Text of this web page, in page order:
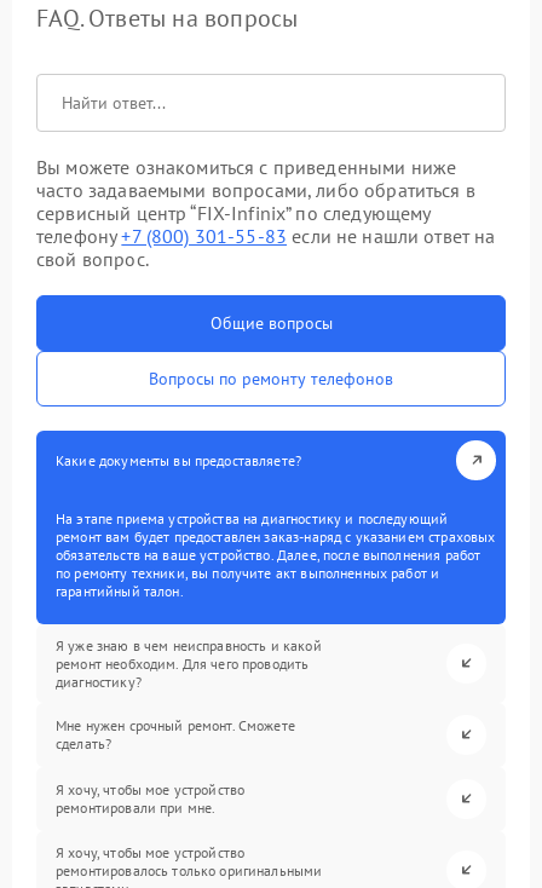
FAQ. Ответы на вопросы
Вы можете ознакомиться с приведенными ниже
часто задаваемыми вопросами, либо обратиться в
сервисный центр “FIX-Infinix” по следующему
телефону+7 (800) 301-55-83 если не нашли ответ на
свой вопрос.
Общие вопросы
Вопросы по ремонту телефонов
Какие документы вы предоставляете?
На этапе приема устройства на диагностику и последующий
ремонт вам будет предоставлен заказ-наряд с указанием страховых
обязательств на ваше устройство. Далее, после выполнения работ
по ремонту техники, вы получите акт выполненных работ и
гарантийный талон.
Я уже знаю в чем неисправность и какой
ремонт необходим. Для чего проводить
диагностику?
Мне нужен срочный ремонт. Сможете
сделать?
Я хочу, чтобы мое устройство
ремонтировали при мне.
Я хочу, чтобы мое устройство
ремонтировалось только оригинальными